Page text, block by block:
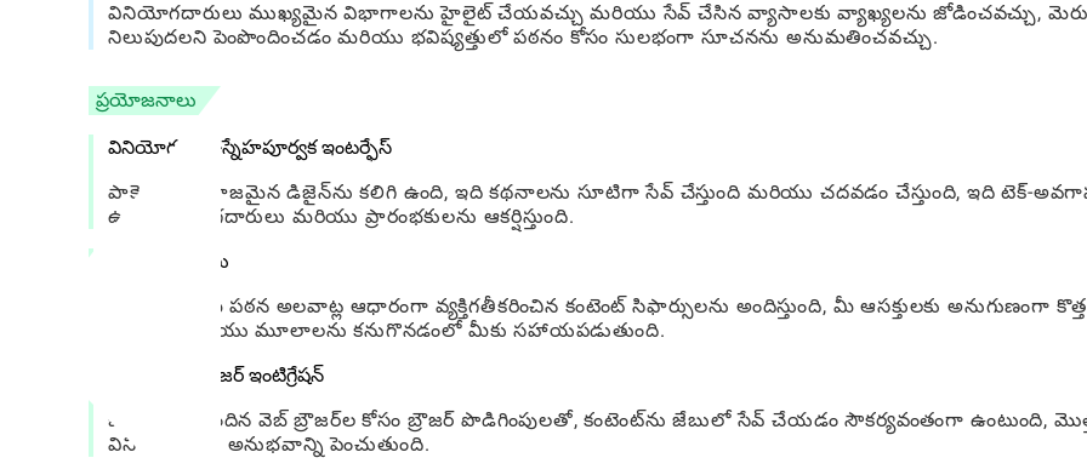
వినియోగదారులు ముఖ్యమైన విభాగాలను హైలైట్ చేయవచ్చు మరియు సేవ్ చేసిన వ్యాసాలకు వ్యాఖ్యలను జోడించవచ్చు,
నిలుపుదలని పెంపొందించడం మరియు భవిష్యత్తులో పఠనం కోసం సులభంగా సూచనను అనుమతించవచ్చు.
ప్రయోజనాలు
వినియోగదారు-స్నేహపూర్వక ఇంటర్ఫేస్
పాకెట్ ఒక సహజమైన డిజైన్‌ను కలిగి ఉంది, ఇది కథనాలను సూటిగా సేవ్ చేస్తుంది మరియు చదవడం చేస్తుంది, ఇది టెక్-
ఉన్న వినియోగదారులు మరియు ప్రారంభకులను ఆకర్షిస్తుంది.
స్మార్ట్ సిఫార్సులు
అనువర్తనం మీ పఠన అలవాట్ల ఆధారంగా వ్యక్తిగతీకరించిన కంటెంట్ సిఫార్సులను అందిస్తుంది, మీ ఆసక్తులకు అనుగుణంగా కొత్త
కథనాలు మరియు మూలాలను కనుగొనడంలో మీకు సహాయపడుతుంది.
విస్తృతమైన బ్రౌజర్ ఇంటిగ్రేషన్
జనాదరణ పొందిన వెబ్ బ్రౌజర్‌ల కోసం బ్రౌజర్ పొడిగింపులతో, కంటెంట్‌ను జేబులో సేవ్ చేయడం సౌకర్యవంతంగా ఉంటుంది,
వినియోగదారు అనుభవాన్ని పెంచుతుంది.